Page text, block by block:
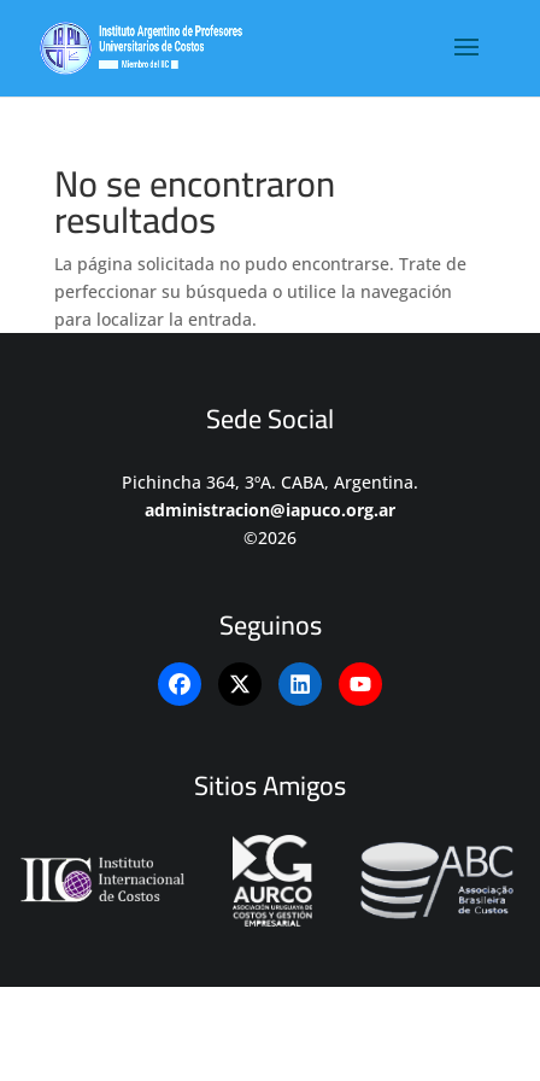
No se encontraron
resultados
La página solicitada no pudo encontrarse. Trate de
perfeccionar su búsqueda o utilice la navegación
para localizar la entrada.
Sede Social
Pichincha 364, 3ºA. CABA, Argentina.
administracion@iapuco.org.ar
©2026
Seguinos
Sitios Amigos